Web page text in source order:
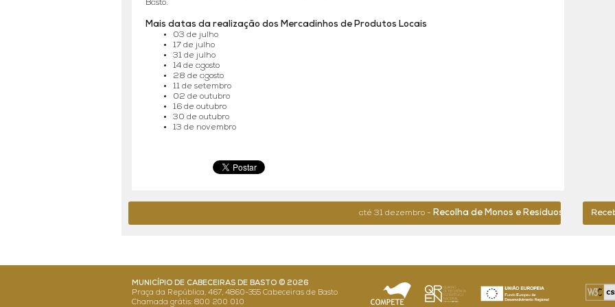
Basto.
Mais datas da realização dos Mercadinhos de Produtos Locais
03 de julho
17 de julho
31 de julho
14 de agosto
28 de agosto
11 de setembro
02 de outubro
16 de outubro
30 de outubro
13 de novembro
até 31 dezembro -Recolha de Monos e Resíduos de Grande
MUNICÍPIO DE CABECEIRAS DE BASTO © 2026
Praça da República, 467, 4860-355 Cabeceiras de Basto
Chamada grátis: 800 200 010